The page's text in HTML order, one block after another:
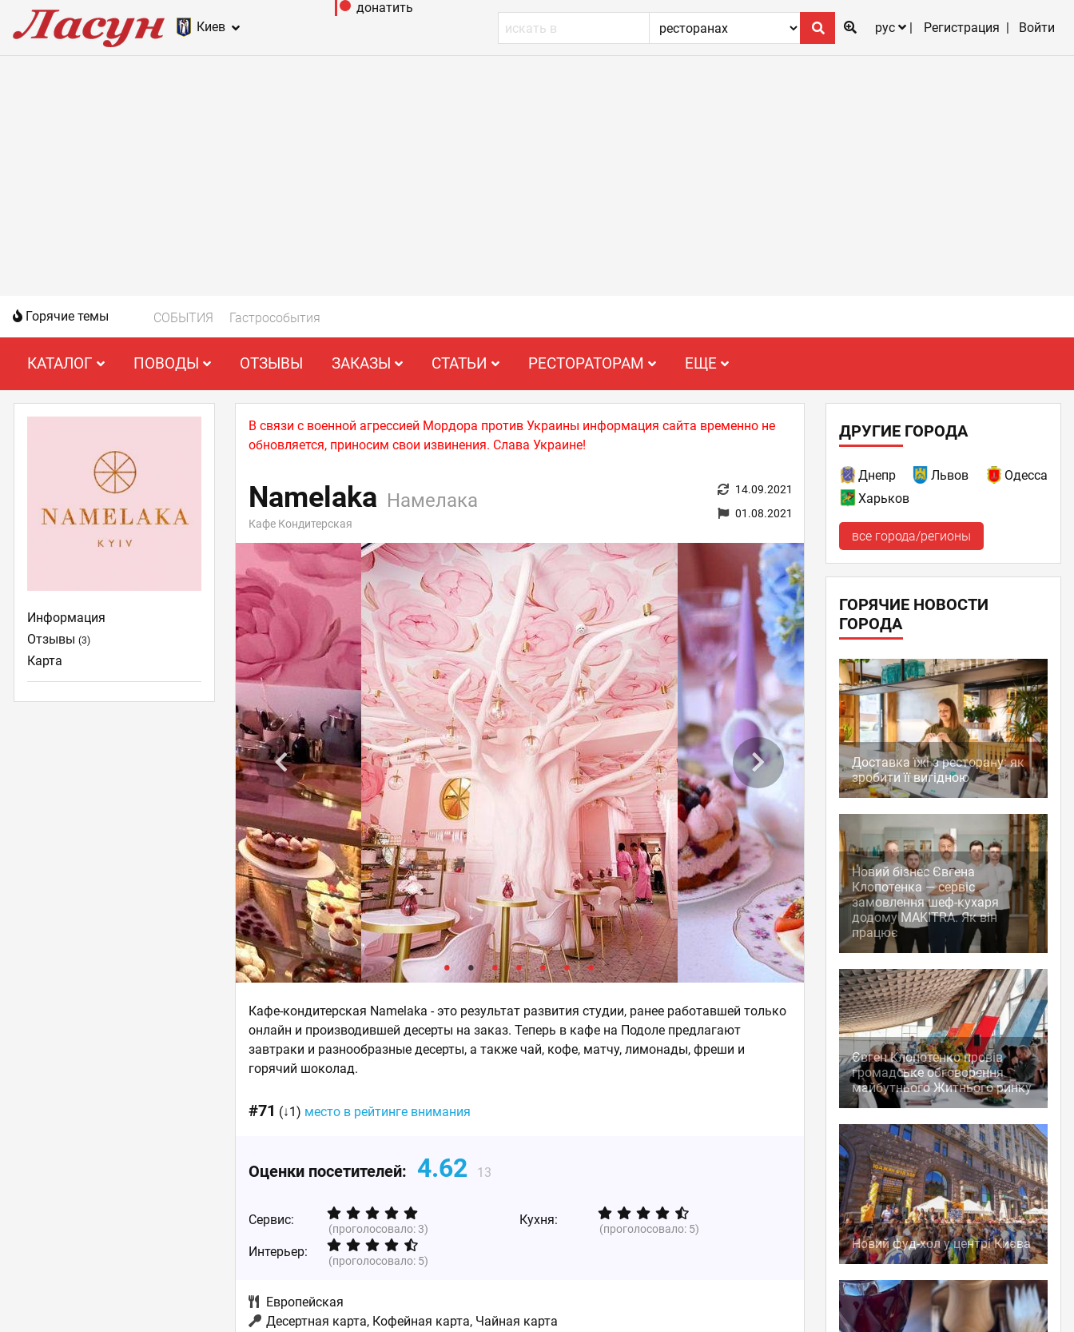
Киев
донатить
рус
Регистрация Войти
Горячие темы СОБЫТИЯ Гастрособытия
КАТАЛОГ ПОВОДЫ ОТЗЫВЫ ЗАКАЗЫ СТАТЬИ РЕСТОРАТОРАМ ЕЩЕ
В связи с военной агрессией Мордора против Украины информация сайта временно не
обновляется, приносим свои извинения. Слава Украине!
Namelaka Намелака
Кафе Кондитерская
14.09.2021
01.08.2021
Кафе-кондитерская Namelaka - это результат развития студии, ранее работавшей только
онлайн и производившей десерты на заказ. Теперь в кафе на Подоле предлагают
завтраки и разнообразные десерты, а также чай, кофе, матчу, лимонады, фреши и
горячий шоколад.
#71 (↓1) место в рейтинге внимания
Оценки посетителей: 4.62 13
Сервис:
(проголосовало:3)
Кухня:
(проголосовало: 5)
Интерьер:
(проголосовало: 5)
Европейская
Десертная карта, Кофейная карта, Чайная карта
Информация
Отзывы(3)
Карта
ДРУГИЕ ГОРОДА
Днепр Львов
Одесса
Харьков
все города/регионы
ГОРЯЧИЕ НОВОСТИ
ГОРОДА
Доставка їжі з ресторану: як
зробити її вигідною
Новий бізнес Євгена
Клопотенка — сервіс
замовлення шеф-кухаря
додому MAKITRA. Як він
працює
Євген Клопотенко провів
громадське обговорення
майбутнього Житнього ринку
Новий фуд-хол у центрі Києва